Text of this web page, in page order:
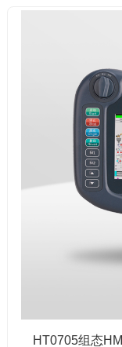
HT0705组态HMI